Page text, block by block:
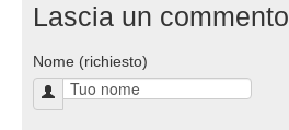
Lascia un commento
Nome (richiesto)